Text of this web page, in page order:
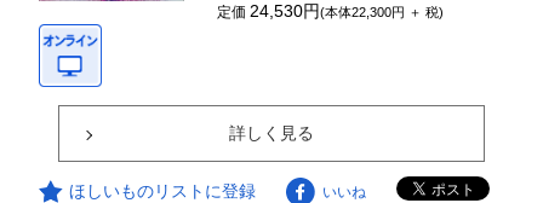
定価24,530円(本体22,300円 ＋ 税)
詳しく見る
ほしいものリストに登録 いいね